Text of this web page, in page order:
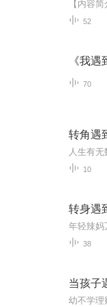
52
《我遇
70
转角遇
人生有无
10
转身遇
38
当孩子